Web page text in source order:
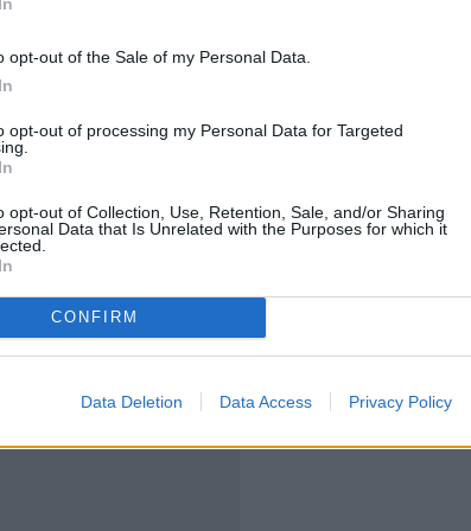
opt-out of the Sale of my Personal Data.
opt-out of processing my Personal Data for Targeted
opt-out of Collection, Use, Retention, Sale, and/or Sharing
Data that Is Unrelated with the Purposes for which it
CONFIRM
Data Deletion Data Access Privacy Policy
ή ευρωβουλευτής - και κατά μείζονα λόγο αρχηγός
επισημαίνει ο πρώην υπουργός.
συμβάν, οφείλουν να κινηθούν αμέσως τα
δεν χρειάζεται να περιμένουν καμία